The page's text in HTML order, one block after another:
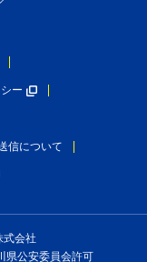
ー
信について
式会社
県公安委員会許可